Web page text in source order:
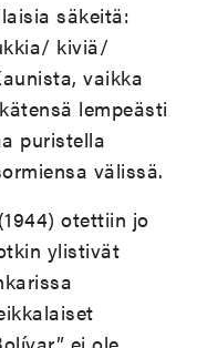
säkeitä:
kiviä/
vaikka
lempeästi
puristella
välissä.
otettiin jo
ylistivät